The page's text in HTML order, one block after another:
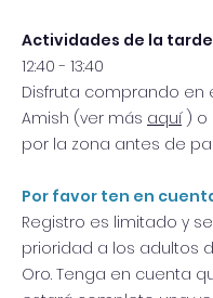
Actividades de la tarde
12:40 - 13:40
Disfruta comprando en
Amish (ver más aquí) o
por la zona antes de
Por favor ten en
Registro es limitado y
prioridad a los adultos
Oro. Tenga en cuenta